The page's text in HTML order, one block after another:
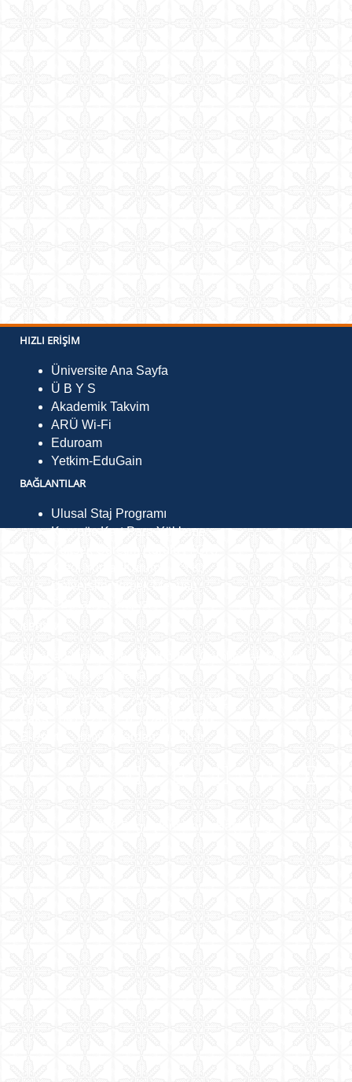
HIZLI ERIŞIM
Üniversite Ana Sayfa
Ü B Y S
Akademik Takvim
ARÜ Wi-Fi
Eduroam
Yetkim-EduGain
BAĞLANTILAR
Ulusal Staj Programı
Kampüs Kart Para Yükleme